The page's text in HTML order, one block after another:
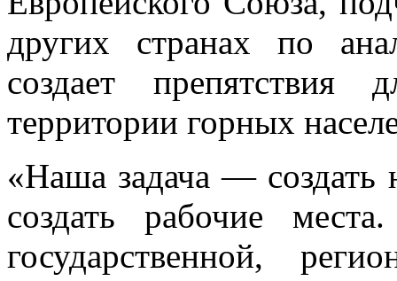
других странах по
создает препятствия
территории горных
«Наша задача — создать
создать рабочие
государственной,